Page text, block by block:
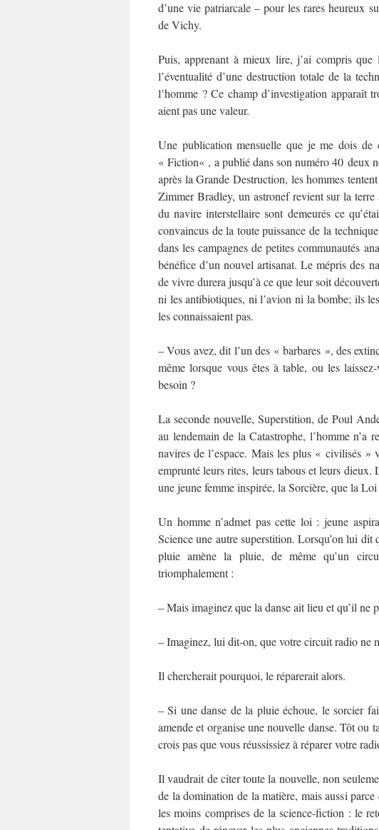
d’une vie patriarcale – pour les rares heureux
de Vichy.
Puis, apprenant à mieux lire, j’ai compris que
l’éventualité d’une destruction totale de la
l’homme ? Ce champ d’investigation apparaît
aient pas une valeur.
Une publication mensuelle que je me dois
« Fiction« , a publié dans son numéro 40 deux
après la Grande Destruction, les hommes
Zimmer Bradley, un astronef revient sur la terre
du navire interstellaire sont demeurés ce
convaincus de la toute puissance de la
dans les campagnes de petites communautés
bénéfice d’un nouvel artisanat. Le mépris des
de vivre durera jusqu’à ce que leur soit
ni les antibiotiques, ni l’avion ni la bombe; ils
les connaissaient pas.
– Vous avez, dit l’un des « barbares », des
même lorsque vous êtes à table, ou les
besoin ?
La seconde nouvelle, Superstition, de Poul
au lendemain de la Catastrophe, l’homme n’a
navires de l’espace. Mais les plus « civilisés
emprunté leurs rites, leurs tabous et leurs
une jeune femme inspirée, la Sorcière, que la
Un homme n’admet pas cette loi : jeune
Science une autre superstition. Lorsqu’on lui dit
pluie amène la pluie, de même qu’un
triomphalement :
– Mais imaginez que la danse ait lieu et qu’il ne
– Imaginez, lui dit-on, que votre circuit radio ne
Il chercherait pourquoi, le réparerait alors.
– Si une danse de la pluie échoue, le sorcier
amende et organise une nouvelle danse. Tôt
crois pas que vous réussissiez à réparer votre
Il vaudrait de citer toute la nouvelle, non
de la domination de la matière, mais aussi
les moins comprises de la science-fiction : le